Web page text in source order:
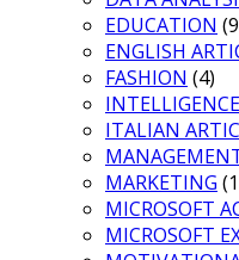
EDUCATION
ENGLISH
FASHION (4)
INTELLIGENCE
ITALIAN
MARKETING
MICROSOFT
MICROSOFT